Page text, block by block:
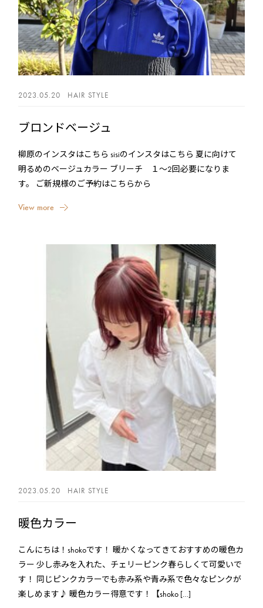
2023.05.20 HAIR STYLE
ブロンドベージュ
柳原のインスタはこちら sisiのインスタはこちら 夏に向けて
明るめのベージュカラー ブリーチ １〜2回必要になりま
す。 ご新規様のご予約はこちらから
View more
2023.05.20 HAIR STYLE
暖色カラー
こんにちは！shokoです！ 暖かくなってきておすすめの暖色カ
ラー 少し赤みを入れた、チェリーピンク春らしくて可愛いで
す！ 同じピンクカラーでも赤み系や青み系で色々なピンクが
楽しめます♪ 暖色カラー得意です！【shoko […]